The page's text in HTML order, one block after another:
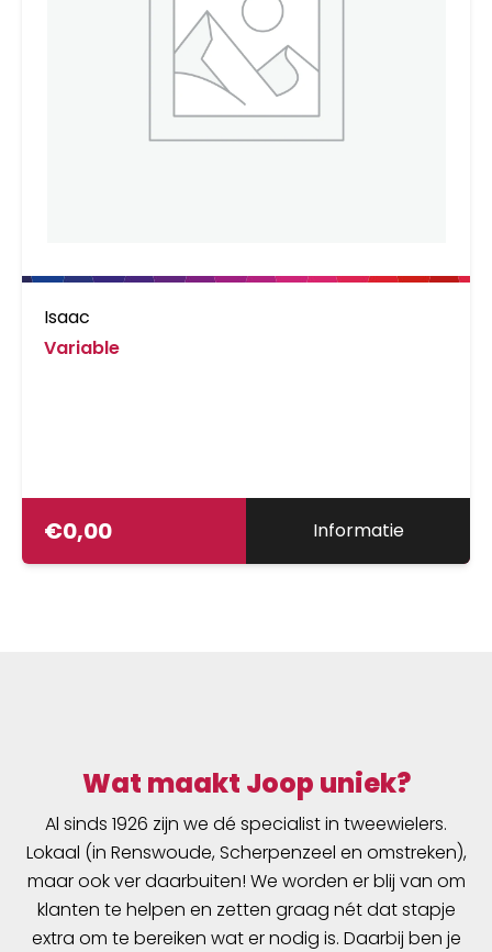
Isaac
Variable
€0,00 Informatie
Wat maakt Joop uniek?
Al sinds 1926 zijn we dé specialist in tweewielers.
Lokaal (in Renswoude, Scherpenzeel en omstreken),
maar ook ver daarbuiten! We worden er blij van om
klanten te helpen en zetten graag nét dat stapje
extra om te bereiken wat er nodig is. Daarbij ben je